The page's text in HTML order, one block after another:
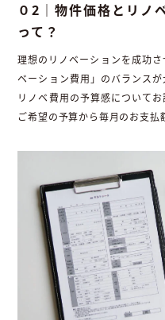
０2｜物件価格とリノ
って？
理想のリノベーションを成功
ベーション費用」のバランス
リノベ費用の予算感について
ご希望の予算から毎月のお支払